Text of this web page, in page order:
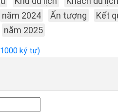
năm 2024 Ấn tượng Kết
năm 2025
ký tự)